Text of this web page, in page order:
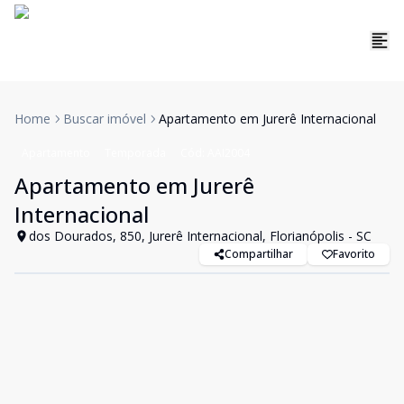
Home Buscar imóvel Apartamento em Jurerê Internacional
Apartamento em Jurerê
Internacional
dos Dourados, 850, Jurerê Internacional, Florianópolis - SC
Compartilhar Favorito